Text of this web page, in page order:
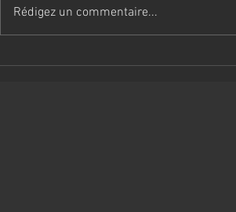
Rédigez un commentaire...